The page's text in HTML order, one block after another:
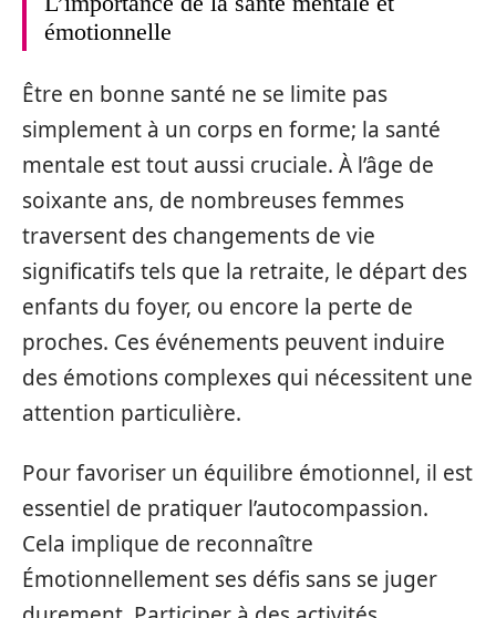
émotionnelle
Être en bonne santé ne se limite pas
simplement à un corps en forme; la santé
mentale est tout aussi cruciale. À l’âge de
soixante ans, de nombreuses femmes
traversent des changements de vie
significatifs tels que la retraite, le départ des
enfants du foyer, ou encore la perte de
proches. Ces événements peuvent induire
des émotions complexes qui nécessitent une
attention particulière.
Pour favoriser un équilibre émotionnel, il est
essentiel de pratiquer l’autocompassion.
Cela implique de reconnaître
Émotionnellement ses défis sans se juger